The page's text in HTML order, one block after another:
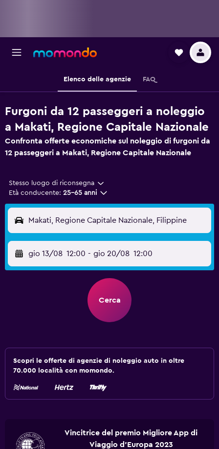
Elenco delle agenzie FAQ
Furgoni da 12 passeggeri a noleggio
a Makati, Regione Capitale Nazionale
Confronta offerte economiche sul noleggio di furgoni da
12 passeggeri a Makati, Regione Capitale Nazionale
Stesso luogo di riconsegna
Età conducente: 25-65 anni
Makati, Regione Capitale Nazionale, Filippine
gio 13/08 12:00 - gio 20/08 12:00
Cerca
Scopri le offerte di agenzie di noleggio auto in oltre
70.000 località con momondo.
Vincitrice del premio Migliore App di
Viaggio d'Europa 2023